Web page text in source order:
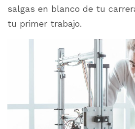
salgas en blanco de tu
tu primer trabajo.